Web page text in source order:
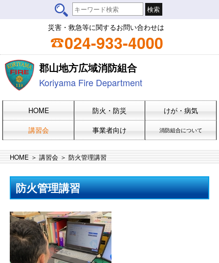
災害・救急等に関するお問い合わせは
024-933-4000
郡山地方広域消防組合
Koriyama Fire Department
HOME 防火・防災
けが・病気
講習会
事業者向け 消防組合について
HOME ＞ 講習会 ＞ 防火管理講習
防火管理講習